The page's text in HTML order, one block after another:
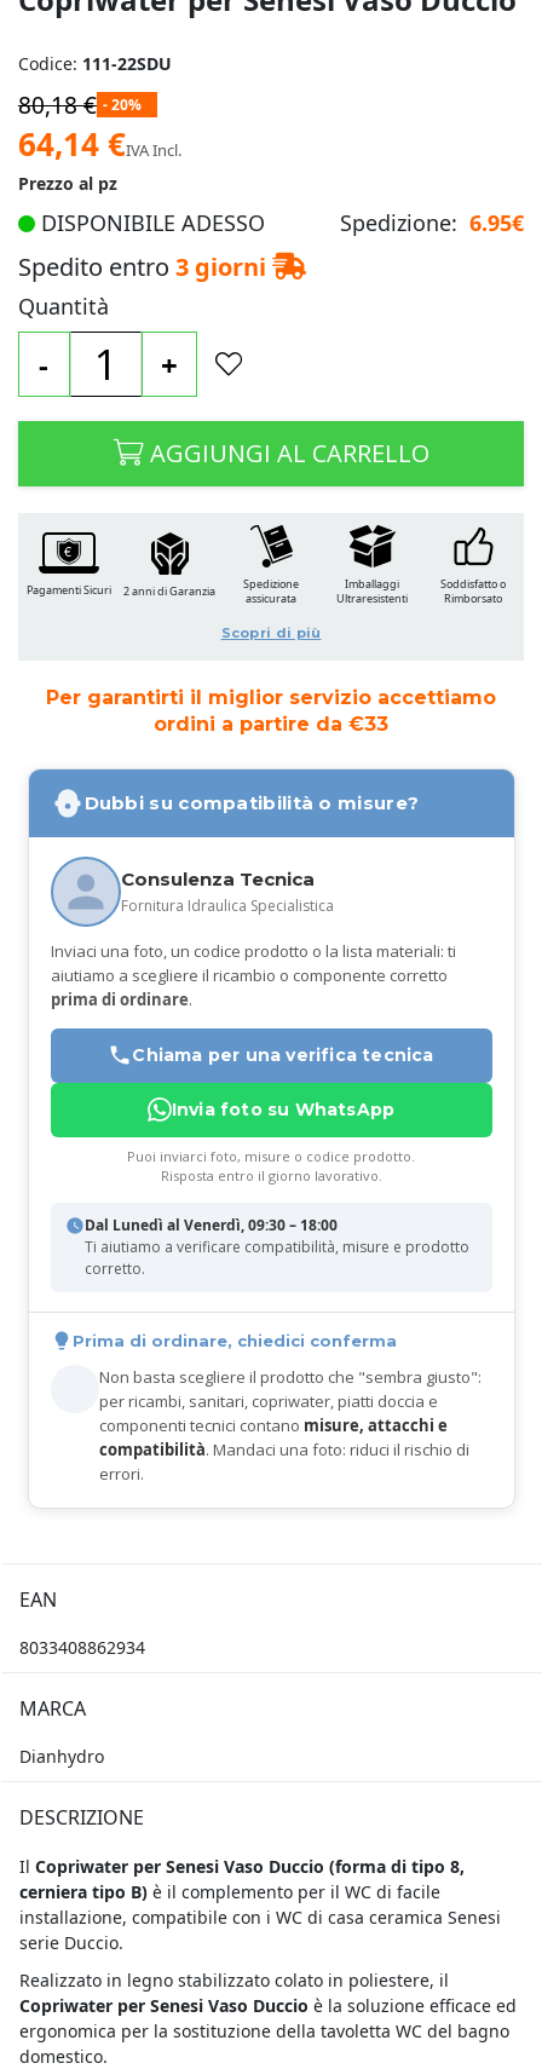
Codice: 111-22SDU
80,18 € - 20%
Prezzo
speciale
64,14 €IVA Incl.
Prezzo al pz
DISPONIBILE ADESSO Spedizione: 6.95€
Spedito entro 3 giorni
Quantità
- +
AGGIUNGI AL CARRELLO
Per garantirti il miglior servizio accettiamo
ordini a partire da €33
Dubbi su compatibilità o misure?
Consulenza Tecnica
Fornitura Idraulica Specialistica
Inviaci una foto, un codice prodotto o la lista materiali: ti
aiutiamo a scegliere il ricambio o componente corretto
prima di ordinare.
Chiama per una verifica tecnica
Invia foto su WhatsApp
Puoi inviarci foto, misure o codice prodotto.
Risposta entro il giorno lavorativo.
Dal Lunedì al Venerdì, 09:30 – 18:00
Ti aiutiamo a verificare compatibilità, misure e prodotto
corretto.
Prima di ordinare, chiedici conferma
Non basta scegliere il prodotto che "sembra giusto":
per ricambi, sanitari, copriwater, piatti doccia e
componenti tecnici contano misure, attacchi e
compatibilità. Mandaci una foto: riduci il rischio di
errori.
Pagamenti Sicuri 2 anni di Garanzia
Spedizione
assicurata
Imballaggi
Ultraresistenti
Soddisfatto o
Rimborsato
Scopri di più
EAN
8033408862934
MARCA
Dianhydro
DESCRIZIONE
Il Copriwater per Senesi Vaso Duccio (forma di tipo 8,
cerniera tipo B) è il complemento per il WC di facile
installazione, compatibile con i WC di casa ceramica Senesi
serie Duccio.
Realizzato in legno stabilizzato colato in poliestere, il
Copriwater per Senesi Vaso Duccio è la soluzione efficace ed
ergonomica per la sostituzione della tavoletta WC del bagno
domestico.